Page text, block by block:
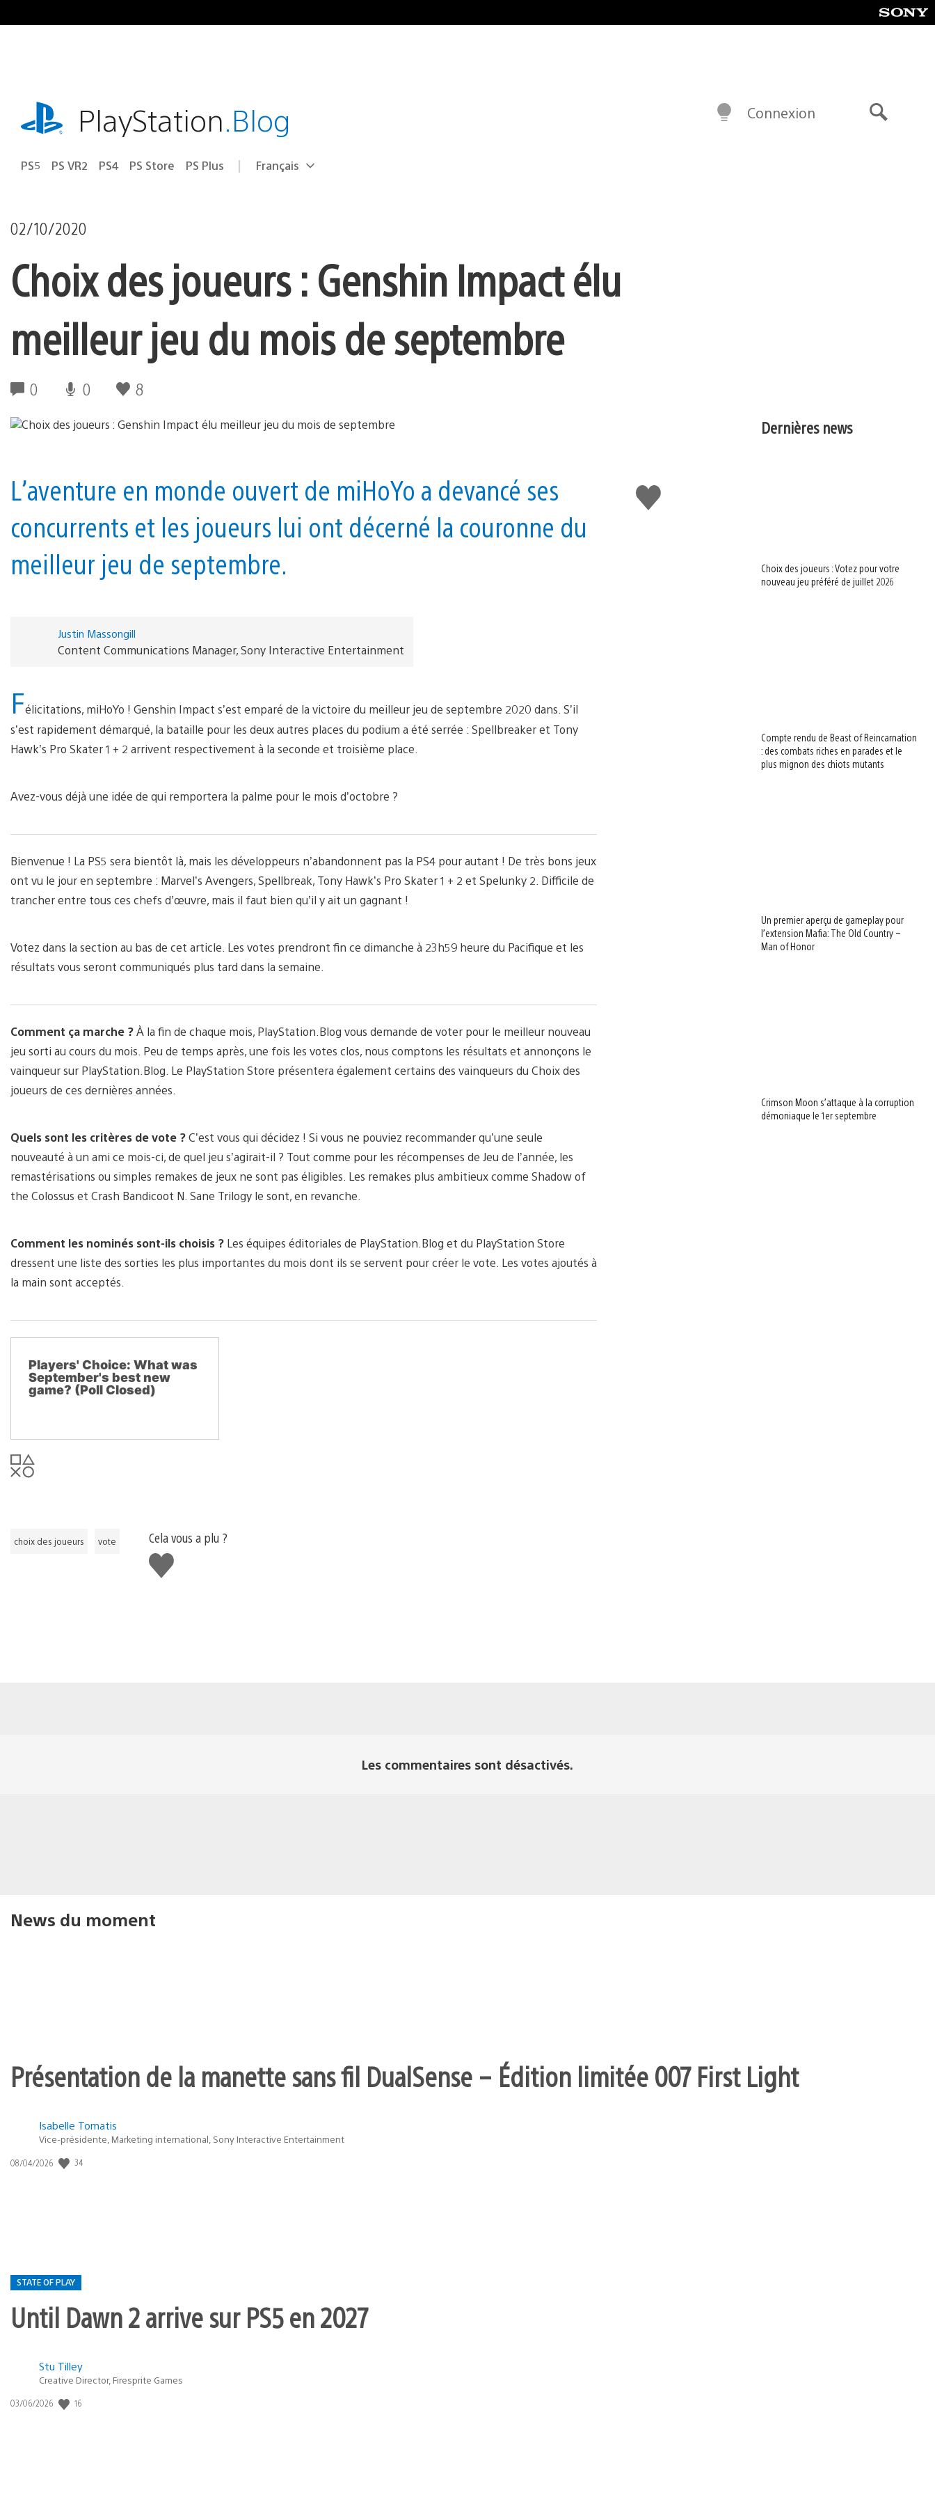
au
playstation.comPlayStation.Blog
PS5 PS VR2 PS4 PS Store PS Plus Choisir
Région
Français
Connexion
02/10/2020
Choix des joueurs : Genshin Impact élu
meilleur jeu du mois de septembre
0 0 8
J'aime
L’aventure en monde ouvert de miHoYo a devancé ses
concurrents et les joueurs lui ont décerné la couronne du
meilleur jeu de septembre.
Justin Massongill
Content Communications Manager, Sony Interactive Entertainment
Félicitations, miHoYo ! Genshin Impact s’est emparé de la victoire du meilleur jeu de septembre 2020 dans. S’il
s’est rapidement démarqué, la bataille pour les deux autres places du podium a été serrée : Spellbreaker et Tony
Hawk’s Pro Skater 1 + 2 arrivent respectivement à la seconde et troisième place.
Avez-vous déjà une idée de qui remportera la palme pour le mois d’octobre ?
Bienvenue ! La PS5 sera bientôt là, mais les développeurs n’abandonnent pas la PS4 pour autant ! De très bons jeux
ont vu le jour en septembre : Marvel’s Avengers, Spellbreak, Tony Hawk’s Pro Skater 1 + 2 et Spelunky 2. Difficile de
trancher entre tous ces chefs d’œuvre, mais il faut bien qu’il y ait un gagnant !
Votez dans la section au bas de cet article. Les votes prendront fin ce dimanche à 23h59 heure du Pacifique et les
résultats vous seront communiqués plus tard dans la semaine.
Comment ça marche ?À la fin de chaque mois, PlayStation.Blog vous demande de voter pour le meilleur nouveau
jeu sorti au cours du mois. Peu de temps après, une fois les votes clos, nous comptons les résultats et annonçons le
vainqueur sur PlayStation.Blog. Le PlayStation Store présentera également certains des vainqueurs du Choix des
joueurs de ces dernières années.
Quels sont les critères de vote ?C’est vous qui décidez ! Si vous ne pouviez recommander qu’une seule
nouveauté à un ami ce mois-ci, de quel jeu s’agirait-il ? Tout comme pour les récompenses de Jeu de l’année, les
remastérisations ou simples remakes de jeux ne sont pas éligibles. Les remakes plus ambitieux comme Shadow of
the Colossus et Crash Bandicoot N. Sane Trilogy le sont, en revanche.
Comment les nominés sont-ils choisis ? Les équipes éditoriales de PlayStation.Blog et du PlayStation Store
dressent une liste des sorties les plus importantes du mois dont ils se servent pour créer le vote. Les votes ajoutés à
la main sont acceptés.
Players' Choice: What was
September's best new
game? (Poll Closed)
choix des joueurs vote
Cela vous a plu ?
J'aime
Dernières news
Choix des joueurs : Votez pour votre
nouveau jeu préféré de juillet 2026
Compte rendu de Beast of Reincarnation
: des combats riches en parades et le
plus mignon des chiots mutants
Un premier aperçu de gameplay pour
l’extension Mafia: The Old Country –
Man of Honor
Crimson Moon s’attaque à la corruption
démoniaque le 1er septembre
Les commentaires sont désactivés.
News du moment
Présentation de la manette sans fil DualSense – Édition limitée 007 First Light
Isabelle Tomatis
Vice-présidente, Marketing international, Sony Interactive Entertainment
Date
08/04/2026 34
STATE OF PLAY
Until Dawn 2 arrive sur PS5 en 2027
Postée
:
Stu Tilley
Creative Director, Firesprite Games
Date
03/06/2026 16